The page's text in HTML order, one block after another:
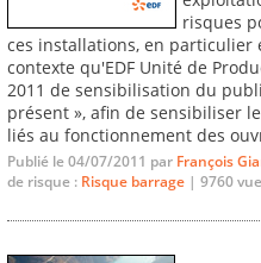
risques
ces installations, en particulier
contexte qu'EDF Unité de
2011 de sensibilisation du
présent », afin de sensibiliser
liés au fonctionnement des
Publié le 04/07/2011 par François
de risque : Risque barrage | 9760